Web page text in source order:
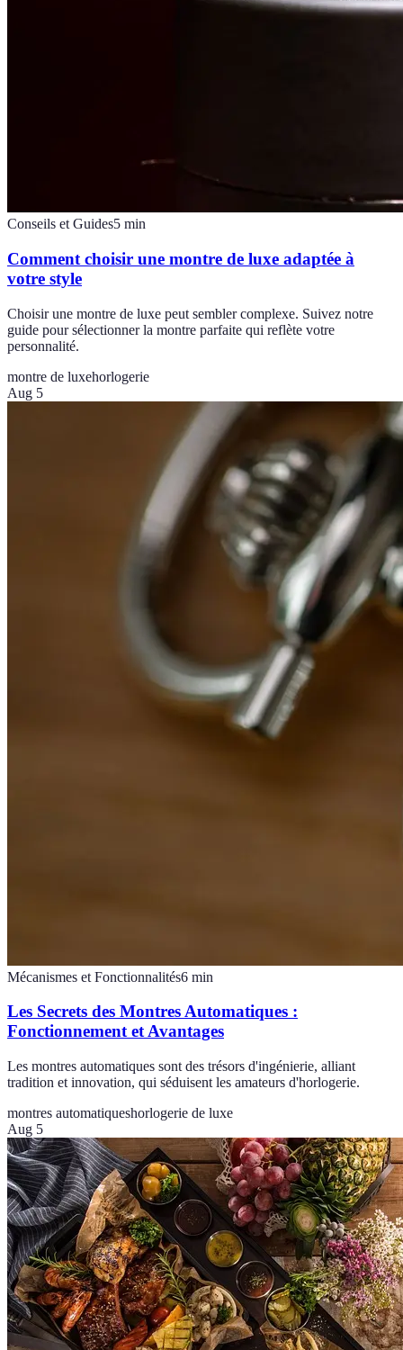
Conseils et Guides5 min
Comment choisir une montre de luxe adaptée à
votre style
Choisir une montre de luxe peut sembler complexe. Suivez notre
guide pour sélectionner la montre parfaite qui reflète votre
personnalité.
montre de luxehorlogerie
Aug 5
Mécanismes et Fonctionnalités6 min
Les Secrets des Montres Automatiques :
Fonctionnement et Avantages
Les montres automatiques sont des trésors d'ingénierie, alliant
tradition et innovation, qui séduisent les amateurs d'horlogerie.
montres automatiqueshorlogerie de luxe
Aug 5